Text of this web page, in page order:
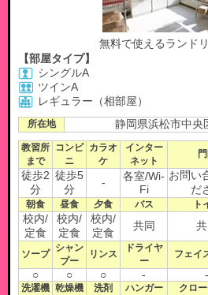
無料で使えるランド
【部屋タイプ】
シングルA
ツインA
レギュラー（相部屋）
所在地 静岡県浜松市中央
教習所
まで
コンビ
ニ
カラオ
ケ
インター
ネット
徒歩2
分
徒歩5
分
-
各室/Wi-
Fi
お問い
だ
朝食 昼食 夕食 バス ト
校内/
定食
校内/
定食
校内/
定食
共同 共
ソープ
シャン
プー
リンス
ドライヤ
ー
フェイ
○ ○ ○ - -
洗濯機 乾燥機 洗剤 ハンガー クロ